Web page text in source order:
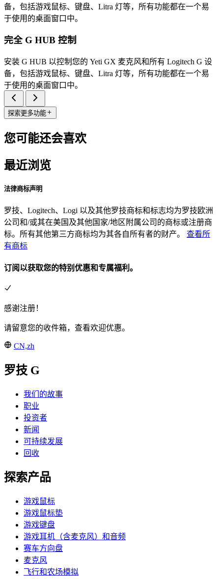
备，包括游戏鼠标、键盘、Litra 灯等，所有功能都在一个易
于使用的桌面窗口中。
完全 G HUB 控制
安装 G HUB 以控制您的 Yeti GX 麦克风和所有 Logitech G 设
备，包括游戏鼠标、键盘、Litra 灯等，所有功能都在一个易
于使用的桌面窗口中。
探索更多功能
您可能还会喜欢
最近浏览
法律商标声明
罗技、Logitech、Logi 以及其他罗技商标和标志均为罗技欧洲
公司和/或其在美国及其他国家/地区附属公司的商标或注册商
标。所有其他第三方商标均为其各自所有者的财产。 查看所
有商标
订阅以获取您的特别优惠和专属福利。
感谢注册！
请留意您的收件箱，查看欢迎优惠。
CN,zh
罗技 G
我们的故事
职业
投资者
新闻
可持续发展
回收
探索产品
游戏鼠标
游戏鼠标垫
游戏键盘
游戏耳机（含麦克风）和音频
赛车方向盘
麦克风
飞行和农场模拟